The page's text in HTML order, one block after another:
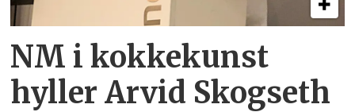
NM i kokkekunst
hyller Arvid Skogseth